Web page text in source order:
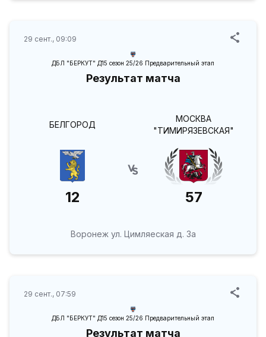
29 сент., 09:09
ДБЛ "БЕРКУТ" Д15 сезон 25/26 Предварительный этап
Результат матча
БЕЛГОРОД
12
МОСКВА
"ТИМИРЯЗЕВСКАЯ"
57
Воронеж ул. Цимляеская д. 3а
29 сент., 07:59
ДБЛ "БЕРКУТ" Д15 сезон 25/26 Предварительный этап
Результат матча